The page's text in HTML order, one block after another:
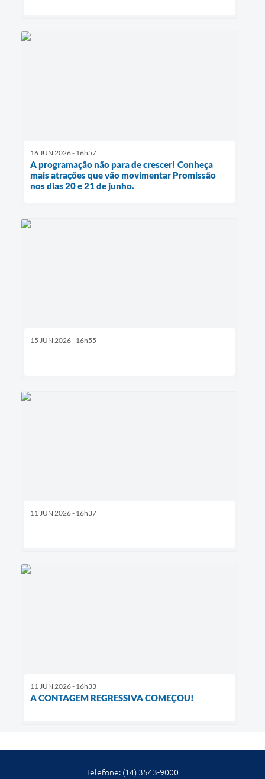
16 JUN 2026 - 16h57
A programação não para de crescer! Conheça
mais atrações que vão movimentar Promissão
nos dias 20 e 21 de junho.
15 JUN 2026 - 16h55
11 JUN 2026 - 16h37
11 JUN 2026 - 16h33
A CONTAGEM REGRESSIVA COMEÇOU!
Telefone: (14) 3543-9000